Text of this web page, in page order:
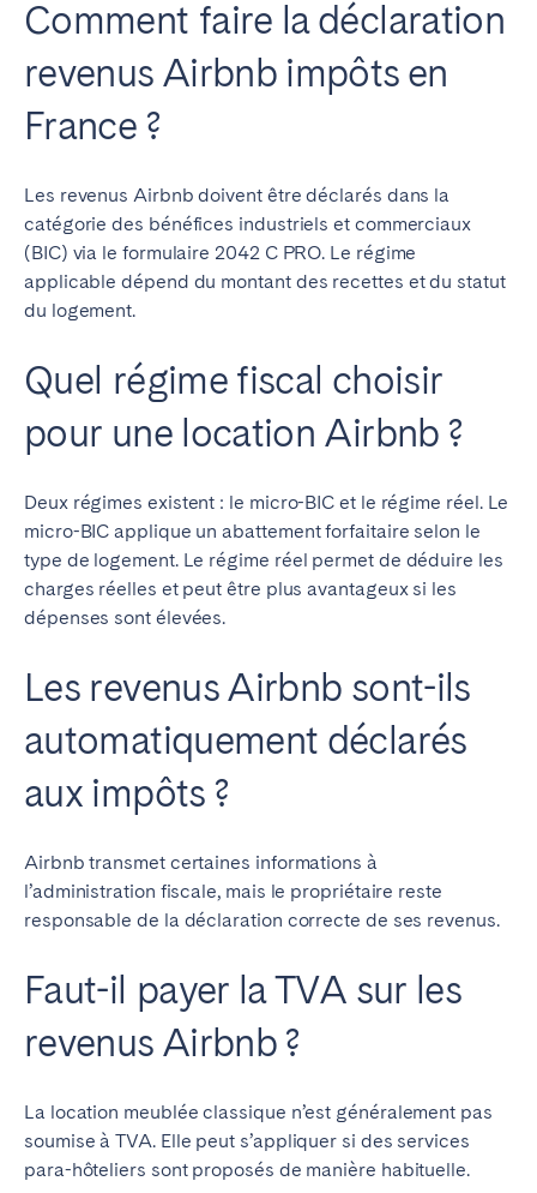
Comment faire la déclaration
revenus Airbnb impôts en
France ?
Les revenus Airbnb doivent être déclarés dans la
catégorie des bénéfices industriels et commerciaux
(BIC) via le formulaire 2042 C PRO. Le régime
applicable dépend du montant des recettes et du statut
du logement.
Quel régime fiscal choisir
pour une location Airbnb ?
Deux régimes existent : le micro-BIC et le régime réel. Le
micro-BIC applique un abattement forfaitaire selon le
type de logement. Le régime réel permet de déduire les
charges réelles et peut être plus avantageux si les
dépenses sont élevées.
Les revenus Airbnb sont-ils
automatiquement déclarés
aux impôts ?
Airbnb transmet certaines informations à
l’administration fiscale, mais le propriétaire reste
responsable de la déclaration correcte de ses revenus.
Faut-il payer la TVA sur les
revenus Airbnb ?
La location meublée classique n’est généralement pas
soumise à TVA. Elle peut s’appliquer si des services
para-hôteliers sont proposés de manière habituelle.